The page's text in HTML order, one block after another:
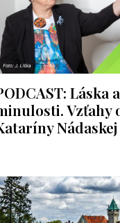
Láska
Vzťahy
Nádaskej